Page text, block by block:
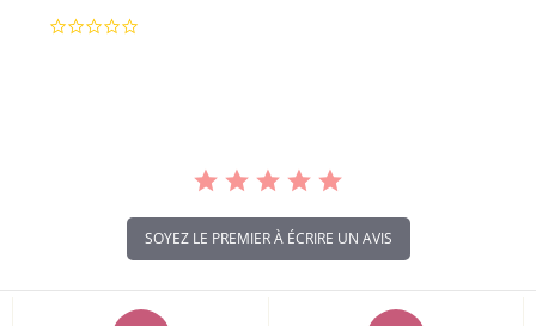
SOYEZ LE PREMIER À ÉCRIRE UN AVIS